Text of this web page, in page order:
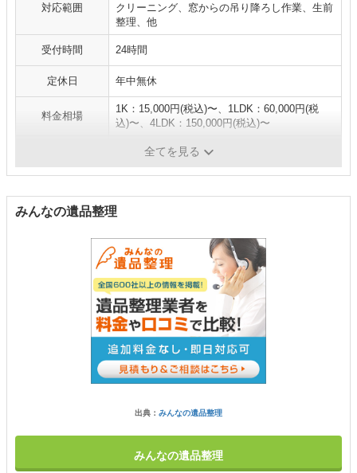
対応範囲
クリーニング、窓からの吊り降ろし作業、生前
整理、他
受付時間 24時間
定休日 年中無休
料金相場
1K：15,000円(税込)〜、1LDK：60,000円(税
込)〜、4LDK：150,000円(税込)〜
現金、クレジットカード
全てを見る
みんなの遺品整理
出典： みんなの遺品整理
みんなの遺品整理